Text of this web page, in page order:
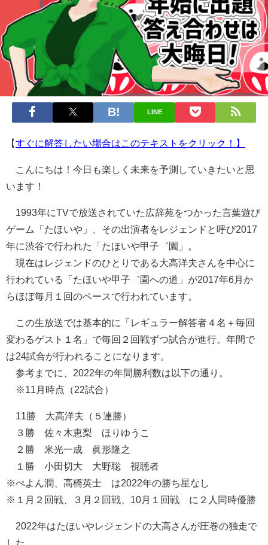
LINE
【すぐに解答したい場合はこのテキストをクリック！】
こんにちは！今日も楽しく未来を予測していきたいと思
います！
1993年にTVで放送されていた広辞苑をつかった言葉遊び
ゲーム「たほいや」、その出演者をレジェンドと呼び2017
年に渋谷で行われた「たほいや甲子゛園」。
現在はレジェンドのひとりである大高洋夫さんを中心に
行われている「たほいや甲子゛園への道」が2017年6月か
らほぼ毎月１回のペースで行われています。
この生放送では基本的に「レギュラー解答者４名＋毎回
変わるゲスト１名」で毎回２回戦ずつ試合が進行。年間で
は24試合が行われることになります。
参考までに、2022年の年間勝利数は以下の通り。
※11月時点（22試合）
11勝 大高洋夫（５連勝）
３勝 佐々木恵梨 ほりゆうこ
２勝 米光一成 眞形隆之
１勝 小田切大 大野聡 視聴者
※ぺよん潤、高橋英士 は2022年の勝ち星なし
※１月２回戦、３月２回戦、10月１回戦 に２人同時優勝
2022年はたほいやレジェンドの大高さんが圧巻の独走で
した。